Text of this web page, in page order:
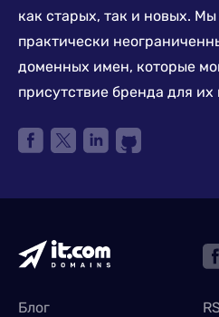
как старых, так и новых.
практически
доменных имен, которые
присутствие бренда для их
Блог